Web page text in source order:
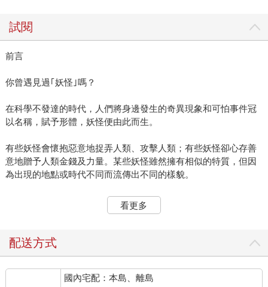
試閱
前言
你曾遇見過｢妖怪｣嗎？
在科學不發達的時代，人們將身邊發生的奇異現象和可怕事件冠
以名稱，賦予形體，妖怪便由此而生。
有些妖怪會懷抱惡意地捉弄人類、攻擊人類；有些妖怪卻心存善
意地贈予人類金錢及力量。某些妖怪雖然擁有相似的特質，但因
為出現的地點或時代不同而流傳出不同的樣貌。
不僅是日本，自遙遠的上古時代開始乃至於現代為止，世界各地
到處都流傳著可怕的怪物和奇妙的魔物傳說。
這些妖怪的存在並不單純是為了嚇唬人，牠們自古以來就在小說
戲等各種娛樂活動裡取悅大眾，令人倍感親切。
看更多
配送方式
國內宅配：本島、離島